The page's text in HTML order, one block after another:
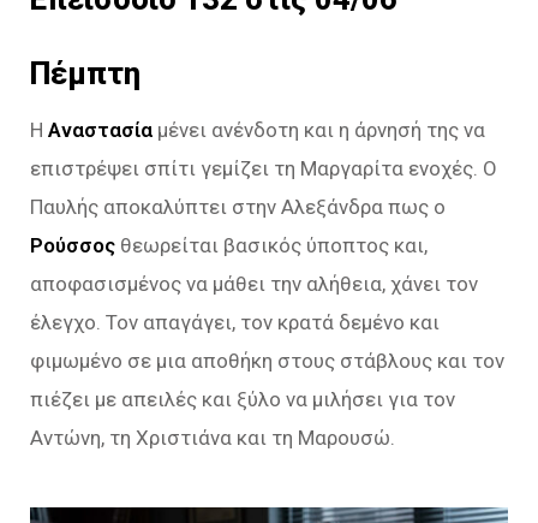
Πέμπτη
Η Αναστασία μένει ανένδοτη και η άρνησή της να
επιστρέψει σπίτι γεμίζει τη Μαργαρίτα ενοχές. Ο
Παυλής αποκαλύπτει στην Αλεξάνδρα πως ο
Ρούσσος θεωρείται βασικός ύποπτος και,
αποφασισμένος να μάθει την αλήθεια, χάνει τον
έλεγχο. Τον απαγάγει, τον κρατά δεμένο και
φιμωμένο σε μια αποθήκη στους στάβλους και τον
πιέζει με απειλές και ξύλο να μιλήσει για τον
Αντώνη, τη Χριστιάνα και τη Μαρουσώ.